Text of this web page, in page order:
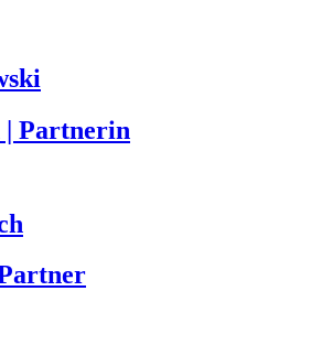
| Partnerin